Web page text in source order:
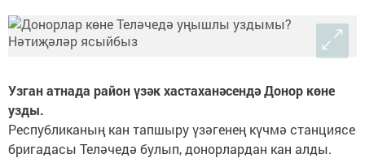
Узган атнада район үзәк хастаханәсендә Донор көне
узды.
Республиканың кан тапшыру үзәгенең күчмә станциясе
бригадасы Теләчедә булып, донорлардан кан алды.